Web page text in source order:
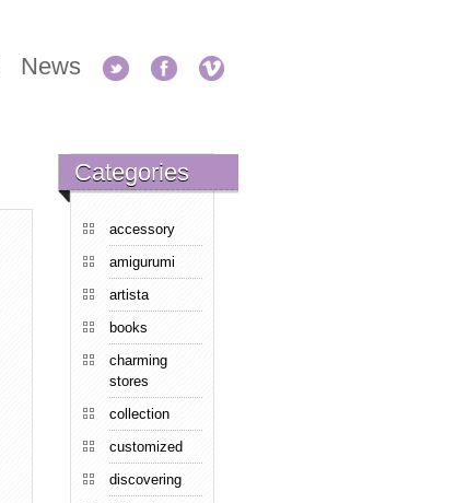
News
Categories
accessory
amigurumi
artista
books
charming
stores
collection
customized
discovering